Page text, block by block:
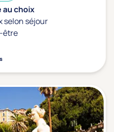
de chez moi
choix
selon séjour
être